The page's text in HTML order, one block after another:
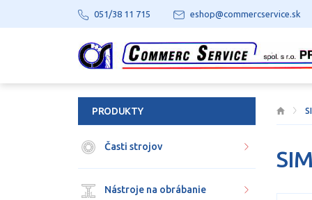
PRODUKTY
Časti strojov
Nástroje na obrábanie
051/38 11 715 eshop@commercservice.sk